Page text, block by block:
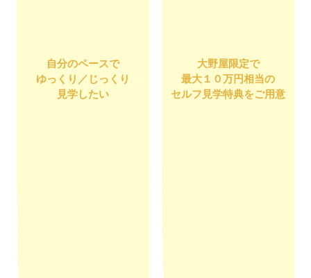
自分のペースで
ゆっくり／じっくり
見学したい
大野屋限定で
最大１０万円相当の
セルフ見学特典をご用意